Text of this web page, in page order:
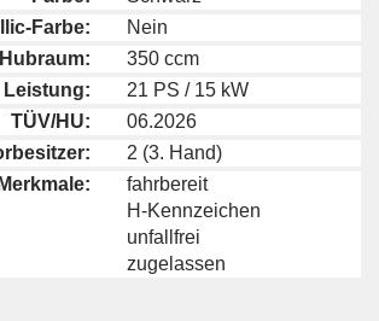
Farbe:
Nein
Hubraum:
350 ccm
Leistung:
21 PS / 15 kW
TÜV/HU:
06.2026
2 (3. Hand)
fahrbereit
H-Kennzeichen
unfallfrei
zugelassen